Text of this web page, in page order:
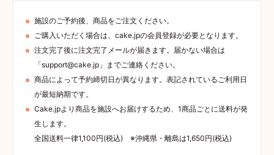
施設のご予約後、商品をご注文ください。
ご購入いただく場合は、cake.jpの会員登録が必要となります。
注文完了後に注文完了メールが届きます。届かない場合は
「support@cake.jp」までご連絡ください。
商品によって予約締切日が異なります。表記されているご利用日
が最短納期です。
Cake.jpより商品を施設へお届けするため、1商品ごとに送料が発
生します。
全国送料一律1,100円(税込) ※沖縄県・離島は1,650円(税込)